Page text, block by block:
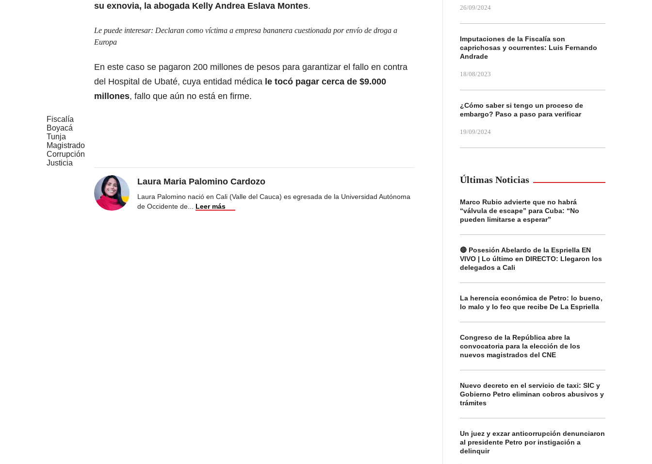
su exnovia, la abogada Kelly Andrea Eslava Montes.
Le puede interesar: Declaran como víctima a empresa bananera cuestionada por envío de droga a
Europa
En este caso se pagaron 200 millones de pesos para garantizar el fallo en contra
del Hospital de Ubaté, cuya entidad médica le tocó pagar cerca de $9.000
millones, fallo que aún no está en firme.
Fiscalía
Boyacá
Tunja
Magistrado
Corrupción
Justicia
Laura Maria Palomino Cardozo
Laura Palomino nació en Cali (Valle del Cauca) es egresada de la Universidad Autónoma
de Occidente de
Leer más
26/09/2024
Imputaciones de la Fiscalía son
caprichosas y ocurrentes: Luis Fernando
Andrade
18/08/2023
¿Cómo saber si tengo un proceso de
embargo? Paso a paso para verificar
19/09/2024
Últimas Noticias
Marco Rubio advierte que no habrá
“válvula de escape” para Cuba: “No
pueden limitarse a esperar”
🔴 Posesión Abelardo de la Espriella EN
VIVO | Lo último en DIRECTO: Llegaron los
delegados a Cali
La herencia económica de Petro: lo bueno,
lo malo y lo feo que recibe De La Espriella
Congreso de la República abre la
convocatoria para la elección de los
nuevos magistrados del CNE
Nuevo decreto en el servicio de taxi: SIC y
Gobierno Petro eliminan cobros abusivos y
trámites
Un juez y exzar anticorrupción denunciaron
al presidente Petro por instigación a
delinquir